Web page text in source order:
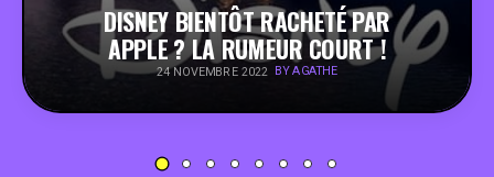
SOUTENEZ KULTT
DISNEY BIENTÔT RACHETÉ PAR
APPLE ? LA RUMEUR COURT !
24 NOVEMBRE 2022 BY AGATHE